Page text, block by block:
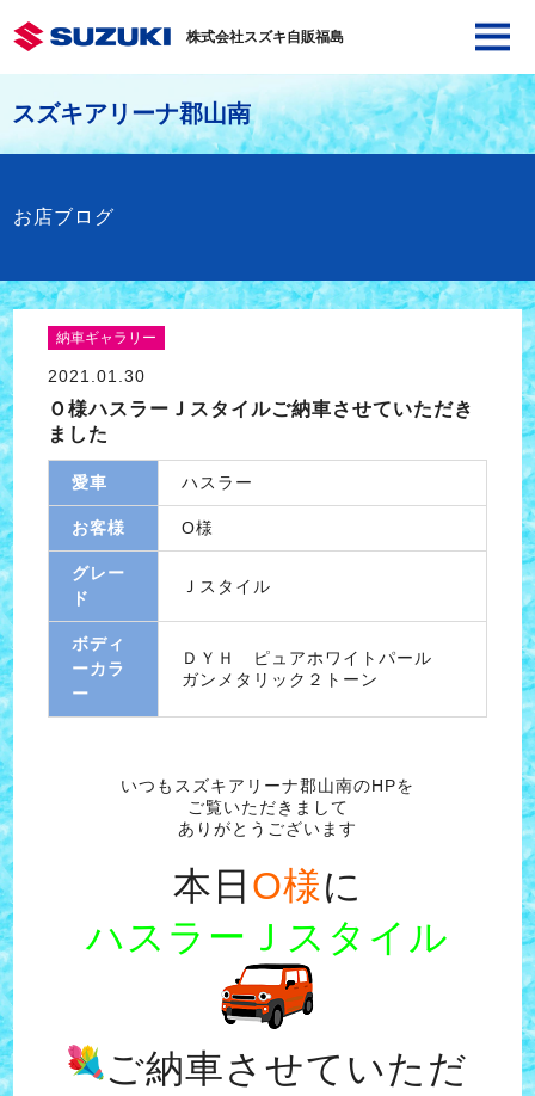
株式会社スズキ自販福島
スズキアリーナ郡山南
お店ブログ
納車ギャラリー
2021.01.30
Ｏ様ハスラーＪスタイルご納車させていただき
ました
愛車 ハスラー
お客様 O様
グレー
ド
Ｊスタイル
ボディ
ーカラ
ー
ＤＹＨ ピュアホワイトパール
ガンメタリック２トーン
いつもスズキアリーナ郡山南のHPを
ご覧いただきまして
ありがとうございます
本日 O様に
ハスラーＪスタイル
ご納車させていただ